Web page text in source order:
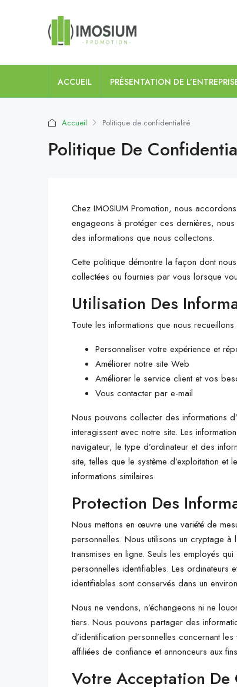
ACCUEIL PRÉSENTATION DE
Accueil Politique de confidentialité
Politique De
Chez IMOSIUM Promotion, nous
engageons à protéger ces dernières, nous
des informations que nous collectons.
Cette politique démontre la façon dont
collectées ou fournies par vous lorsque
Utilisation Des
Toute les informations que nous
Personnaliser votre expérience et
Améliorer notre site Web
Améliorer le service client et vos
Vous contacter par e-mail
Nous pouvons collecter des informations
interagissent avec notre site. Les
navigateur, le type d’ordinateur et des
site, telles que le système d’exploitation et
informations similaires.
Protection Des
Nous mettons en œuvre une variété de
personnelles. Nous utilisons un cryptage
transmises en ligne. Seuls les employés
personnelles identifiables. Les ordinateurs
identifiables sont conservés dans un
Nous ne vendons, n’échangeons ni ne
tiers. Nous pouvons partager des
d’identification personnelles concernant
affiliées de confiance et annonceurs aux
Votre Acceptation De